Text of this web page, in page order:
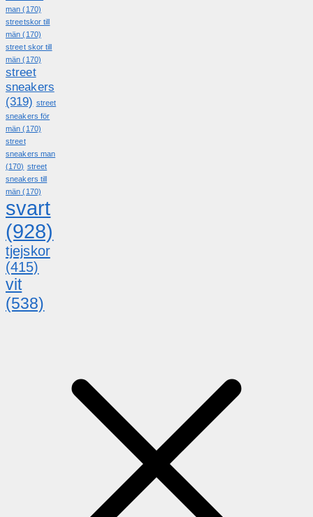
man (170)
streetskor till
män (170)
street skor till
män (170)
street
sneakers
(319) street
sneakers för
män (170)
street
sneakers man
(170) street
sneakers till
män (170)
svart
(928)
tjejskor
(415)
vit
(538)